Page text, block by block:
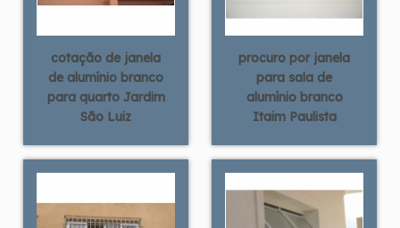
cotação de janela
de alumínio branco
para quarto Jardim
São Luiz
procuro por janela
para sala de
alumínio branco
Itaim Paulista